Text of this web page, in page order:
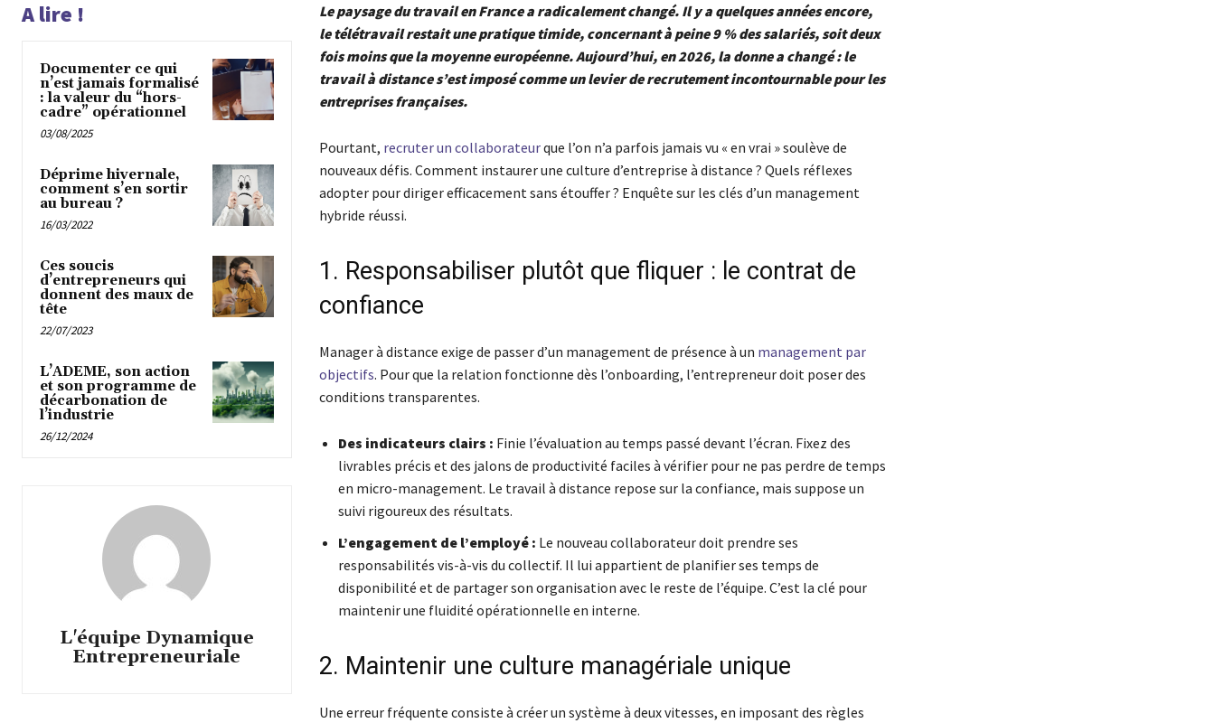
A lire !
Documenter ce qui
n’est jamais formalisé
: la valeur du “hors-
cadre” opérationnel
03/08/2025
Déprime hivernale,
comment s’en sortir
au bureau ?
16/03/2022
Ces soucis
d’entrepreneurs qui
donnent des maux de
tête
22/07/2023
L’ADEME, son action
et son programme de
décarbonation de
l’industrie
26/12/2024
L'équipe Dynamique
Entrepreneuriale
Le paysage du travail en France a radicalement changé. Il y a quelques années encore,
le télétravail restait une pratique timide, concernant à peine 9 % des salariés, soit deux
fois moins que la moyenne européenne. Aujourd’hui, en 2026, la donne a changé : le
travail à distance s’est imposé comme un levier de recrutement incontournable pour les
entreprises françaises.
Pourtant, recruter un collaborateurque l’on n’a parfois jamais vu « en vrai » soulève de
nouveaux défis. Comment instaurer une culture d’entreprise à distance ? Quels réflexes
adopter pour diriger efficacement sans étouffer ? Enquête sur les clés d’un management
hybride réussi.
1. Responsabiliser plutôt que fliquer : le contrat de
confiance
Manager à distance exige de passer d’un management de présence à un management par
objectifs. Pour que la relation fonctionne dès l’onboarding, l’entrepreneur doit poser des
conditions transparentes.
Des indicateurs clairs : Finie l’évaluation au temps passé devant l’écran. Fixez des
livrables précis et des jalons de productivité faciles à vérifier pour ne pas perdre de temps
en micro-management. Le travail à distance repose sur la confiance, mais suppose un
suivi rigoureux des résultats.
L’engagement de l’employé : Le nouveau collaborateur doit prendre ses
responsabilités vis-à-vis du collectif. Il lui appartient de planifier ses temps de
disponibilité et de partager son organisation avec le reste de l’équipe. C’est la clé pour
maintenir une fluidité opérationnelle en interne.
2. Maintenir une culture managériale unique
Une erreur fréquente consiste à créer un système à deux vitesses, en imposant des règles